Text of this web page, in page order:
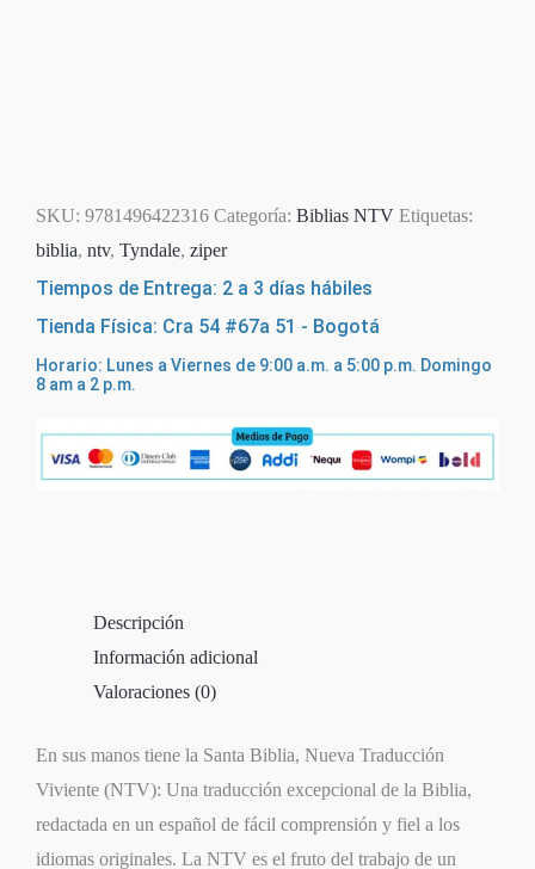
SKU: 9781496422316 Categoría: Biblias NTV Etiquetas:
biblia, ntv, Tyndale, ziper
Tiempos de Entrega: 2 a 3 días hábiles
Tienda Física: Cra 54 #67a 51 - Bogotá
Horario: Lunes a Viernes de 9:00 a.m. a 5:00 p.m. Domingo
8 am a 2 p.m.
Descripción
Información adicional
Valoraciones (0)
En sus manos tiene la Santa Biblia, Nueva Traducción
Viviente (NTV): Una traducción excepcional de la Biblia,
redactada en un español de fácil comprensión y fiel a los
idiomas originales. La NTV es el fruto del trabajo de un